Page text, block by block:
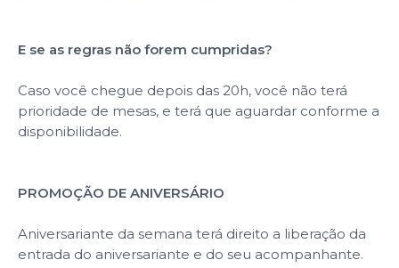
E se as regras não forem cumpridas?
Caso você chegue depois das 20h, você não terá
prioridade de mesas, e terá que aguardar conforme a
disponibilidade.
PROMOÇÃO DE ANIVERSÁRIO
Aniversariante da semana terá direito a liberação da
entrada do aniversariante e do seu acompanhante.